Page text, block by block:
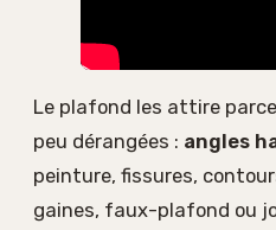
Le plafond les attire
peu dérangées : angles
peinture, fissures,
gaines, faux-plafond ou